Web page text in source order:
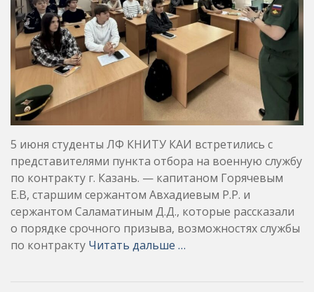
5 июня студенты ЛФ КНИТУ КАИ встретились с
представителями пункта отбора на военную службу
по контракту г. Казань. — капитаном Горячевым
Е.В, старшим сержантом Авхадиевым Р.Р. и
сержантом Саламатиным Д.Д., которые рассказали
о порядке срочного призыва, возможностях службы
по контракту Читать дальше …